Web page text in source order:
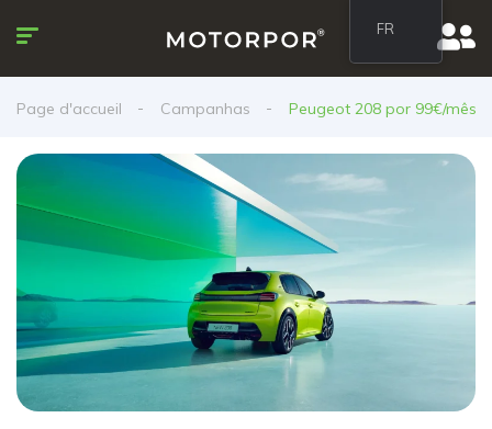
Page d'accueil Campanhas Peugeot 208 por 99€/mês
FR